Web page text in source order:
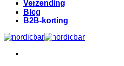
Verzending
Blog
B2B-korting